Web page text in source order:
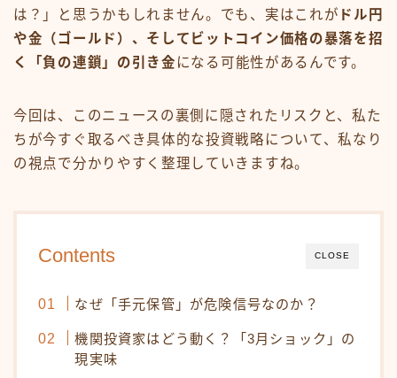
は？」と思うかもしれません。でも、実はこれが ドル円
や金（ゴールド）、そしてビットコイン価格の暴落を招
く「負の連鎖」の引き金 になる可能性があるんです。
今回は、このニュースの裏側に隠されたリスクと、私た
ちが今すぐ取るべき具体的な投資戦略について、私なり
の視点で分かりやすく整理していきますね。
CLOSE
Contents
なぜ「手元保管」が危険信号なのか？
機関投資家はどう動く？「3月ショック」の
現実味